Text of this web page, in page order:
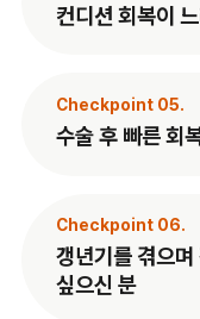
컨디션 회복이
Checkpoint 05.
수술 후 빠른 회
Checkpoint 06.
갱년기를 겪으
싶으신 분